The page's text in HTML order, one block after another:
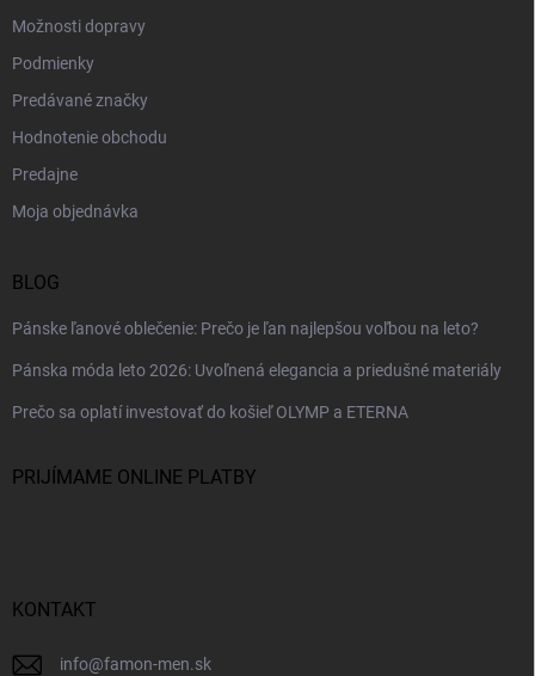
Možnosti dopravy
Podmienky
Predávané značky
Hodnotenie obchodu
Predajne
Moja objednávka
BLOG
Pánske ľanové oblečenie: Prečo je ľan najlepšou voľbou na leto?
Pánska móda leto 2026: Uvoľnená elegancia a priedušné materiály
Prečo sa oplatí investovať do košieľ OLYMP a ETERNA
PRIJÍMAME ONLINE PLATBY
KONTAKT
info@famon-men.sk